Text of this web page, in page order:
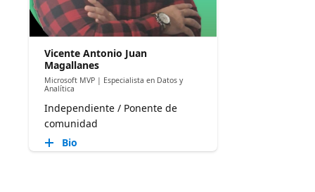
Vicente Antonio Juan
Magallanes
Microsoft MVP | Especialista en Datos y
Analítica
Independiente / Ponente de
comunidad
Bio